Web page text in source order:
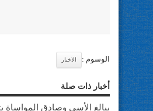
الوسوم : الاخبار
أخبار ذات صلة
ببالغ الأسى وصادق المواساة